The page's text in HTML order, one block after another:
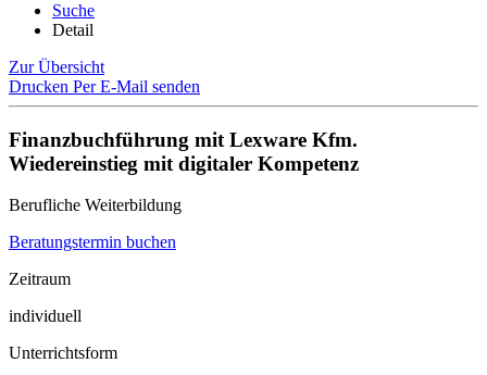
Suche
Detail
Zur Übersicht
Drucken Per E-Mail senden
Finanzbuchführung mit Lexware Kfm.
Wiedereinstieg mit digitaler Kompetenz
Berufliche Weiterbildung
Beratungstermin buchen
Zeitraum
individuell
Unterrichtsform